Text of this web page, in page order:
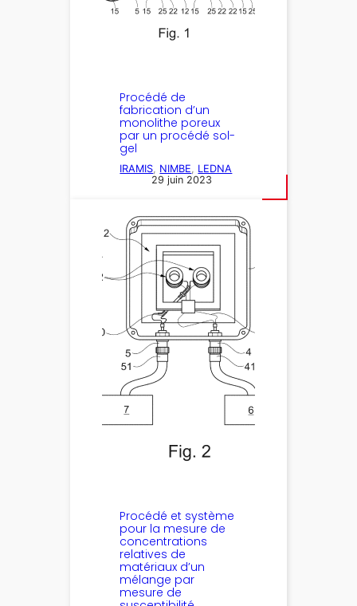
Procédé de
fabrication d’un
monolithe poreux
par un procédé sol-
gel
IRAMIS NIMBE
LEDNA
29 juin 2023
Procédé et système
pour la mesure de
concentrations
relatives de
matériaux d’un
mélange par
mesure de